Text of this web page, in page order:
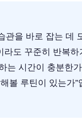
관을 바로 잡는 데
도 꾸준히 반복하
는 시간이 충분한가
볼 루틴이 있는가”